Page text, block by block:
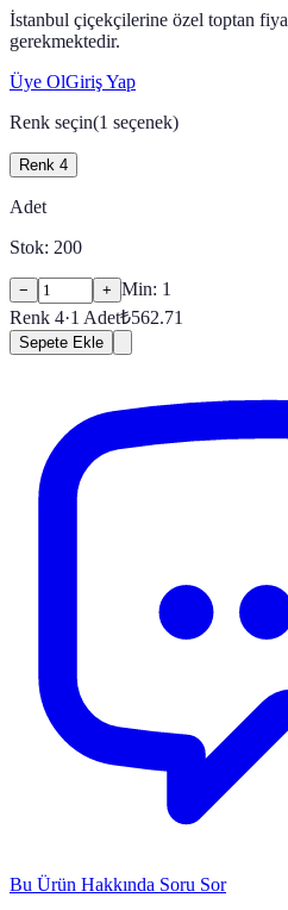
İstanbul çiçekçilerine özel toptan
gerekmektedir.
Üye OlGiriş Yap
Renk seçin(1 seçenek)
Renk 4
Adet
Stok: 200
− + Min: 1
Renk 4·1 Adet₺562.71
Sepete Ekle
Bu Ürün Hakkında Soru Sor